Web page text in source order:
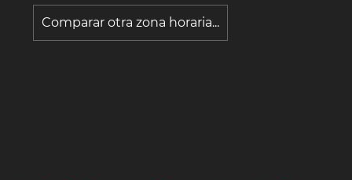
Comparar otra zona horaria...